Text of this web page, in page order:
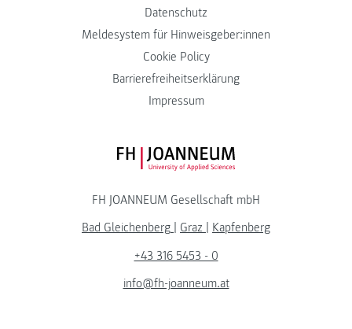
Datenschutz
Meldesystem für Hinweisgeber:innen
Cookie Policy
Barrierefreiheitserklärung
Impressum
FH JOANNEUM Logo
FH JOANNEUM Gesellschaft mbH
Bad Gleichenberg
Graz
Kapfenberg
+43 316 5453 - 0
info@fh-joanneum.at